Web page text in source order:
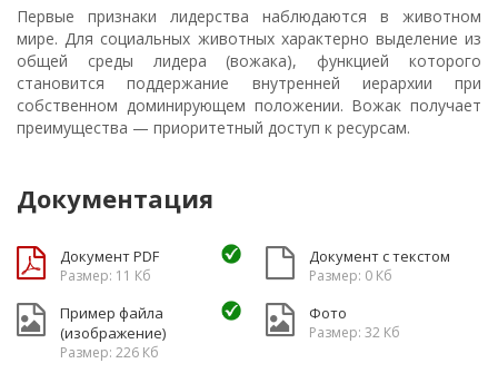
Первые признаки лидерства наблюдаются в животном
мире. Для социальных животных характерно выделение из
общей среды лидера (вожака), функцией которого
становится поддержание внутренней иерархии при
собственном доминирующем положении. Вожак получает
преимущества — приоритетный доступ к ресурсам.
Документация
Документ PDF
Размер: 11 Кб
Документ с текстом
Размер: 0 Кб
Пример файла
(изображение)
Размер: 226 Кб
Фото
Размер: 32 Кб